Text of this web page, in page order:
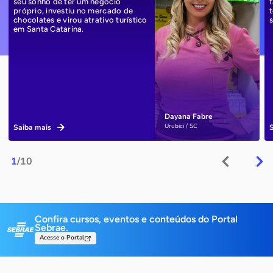
1/10
Dayana Fabre
Urubici / SC
próprio, investiu no mercado de
chocolates e virou atrativo turístico
em Santa Catarina.
Saiba mais
Confira cursos, eventos e conteúdos do Portal
Sebrae.
Acesse o Portal